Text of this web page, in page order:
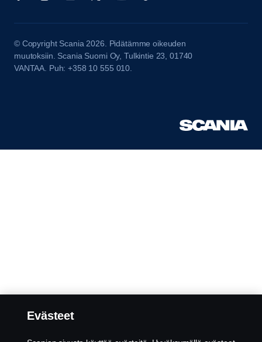
© Copyright Scania 2026. Pidätämme oikeuden
muutoksiin. Scania Suomi Oy, Tulkintie 23, 01740
VANTAA. Puh: +358 10 555 010.
Evästeet